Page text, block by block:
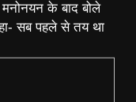
मनोनयन के बाद बोले
सब पहले से तय था